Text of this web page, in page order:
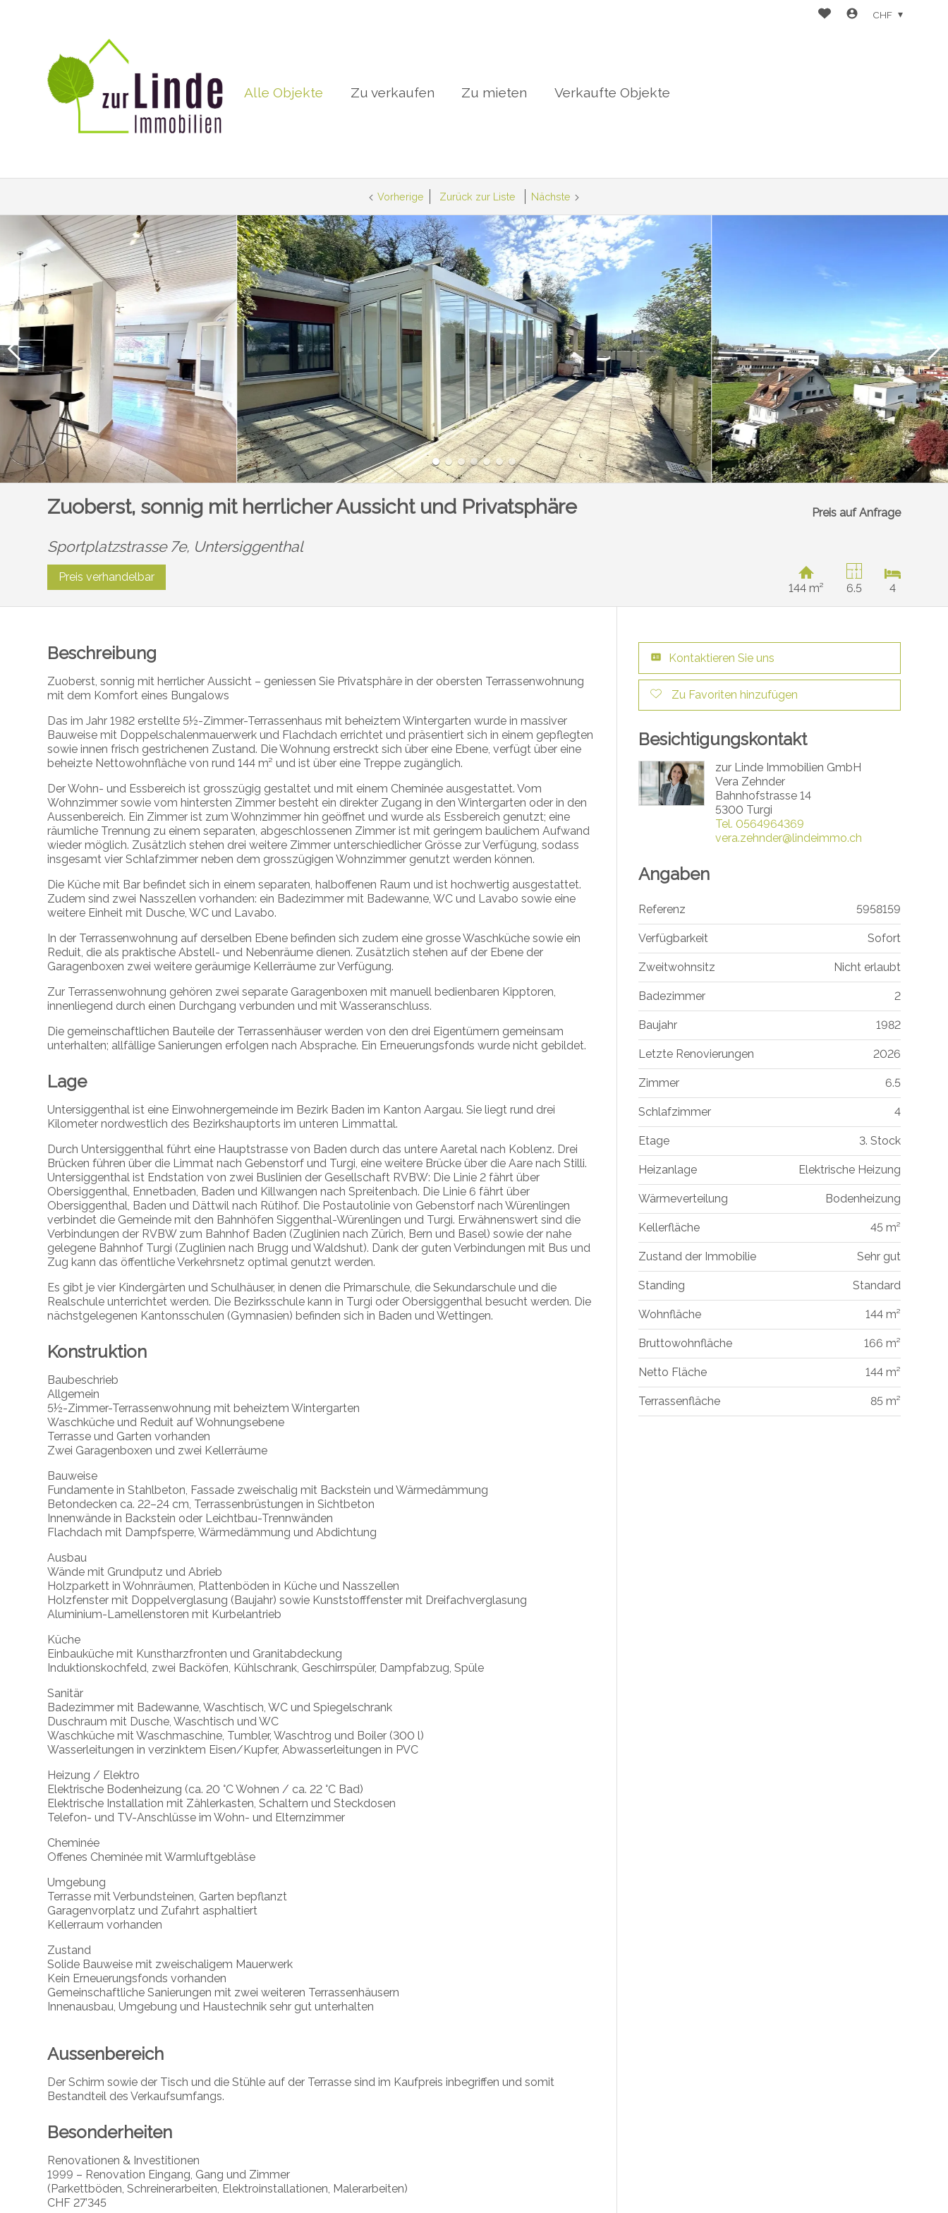
Alle Objekte Zu verkaufen Zu mieten Verkaufte Objekte
CHF
Vorherige Zurück zur Liste Nächste
Zuoberst, sonnig mit herrlicher Aussicht und Privatsphäre Preis auf Anfrage
Sportplatzstrasse 7e, Untersiggenthal
Preis verhandelbar
144 m²
6.5 4
Beschreibung
Zuoberst, sonnig mit herrlicher Aussicht – geniessen Sie Privatsphäre in der obersten Terrassenwohnung
mit dem Komfort eines Bungalows
Das im Jahr 1982 erstellte 5½-Zimmer-Terrassenhaus mit beheiztem Wintergarten wurde in massiver
Bauweise mit Doppelschalenmauerwerk und Flachdach errichtet und präsentiert sich in einem gepflegten
sowie innen frisch gestrichenen Zustand. Die Wohnung erstreckt sich über eine Ebene, verfügt über eine
beheizte Nettowohnfläche von rund 144 m² und ist über eine Treppe zugänglich.
Der Wohn- und Essbereich ist grosszügig gestaltet und mit einem Cheminée ausgestattet. Vom
Wohnzimmer sowie vom hintersten Zimmer besteht ein direkter Zugang in den Wintergarten oder in den
Aussenbereich. Ein Zimmer ist zum Wohnzimmer hin geöffnet und wurde als Essbereich genutzt; eine
räumliche Trennung zu einem separaten, abgeschlossenen Zimmer ist mit geringem baulichem Aufwand
wieder möglich. Zusätzlich stehen drei weitere Zimmer unterschiedlicher Grösse zur Verfügung, sodass
insgesamt vier Schlafzimmer neben dem grosszügigen Wohnzimmer genutzt werden können.
Die Küche mit Bar befindet sich in einem separaten, halboffenen Raum und ist hochwertig ausgestattet.
Zudem sind zwei Nasszellen vorhanden: ein Badezimmer mit Badewanne, WC und Lavabo sowie eine
weitere Einheit mit Dusche, WC und Lavabo.
In der Terrassenwohnung auf derselben Ebene befinden sich zudem eine grosse Waschküche sowie ein
Reduit, die als praktische Abstell- und Nebenräume dienen. Zusätzlich stehen auf der Ebene der
Garagenboxen zwei weitere geräumige Kellerräume zur Verfügung.
Zur Terrassenwohnung gehören zwei separate Garagenboxen mit manuell bedienbaren Kipptoren,
innenliegend durch einen Durchgang verbunden und mit Wasseranschluss.
Die gemeinschaftlichen Bauteile der Terrassenhäuser werden von den drei Eigentümern gemeinsam
unterhalten; allfällige Sanierungen erfolgen nach Absprache. Ein Erneuerungsfonds wurde nicht gebildet.
Lage
Untersiggenthal ist eine Einwohnergemeinde im Bezirk Baden im Kanton Aargau. Sie liegt rund drei
Kilometer nordwestlich des Bezirkshauptorts im unteren Limmattal.
Durch Untersiggenthal führt eine Hauptstrasse von Baden durch das untere Aaretal nach Koblenz. Drei
Brücken führen über die Limmat nach Gebenstorf und Turgi, eine weitere Brücke über die Aare nach Stilli.
Untersiggenthal ist Endstation von zwei Buslinien der Gesellschaft RVBW: Die Linie 2 fährt über
Obersiggenthal, Ennetbaden, Baden und Killwangen nach Spreitenbach. Die Linie 6 fährt über
Obersiggenthal, Baden und Dättwil nach Rütihof. Die Postautolinie von Gebenstorf nach Würenlingen
verbindet die Gemeinde mit den Bahnhöfen Siggenthal-Würenlingen und Turgi. Erwähnenswert sind die
Verbindungen der RVBW zum Bahnhof Baden (Zuglinien nach Zürich, Bern und Basel) sowie der nahe
gelegene Bahnhof Turgi (Zuglinien nach Brugg und Waldshut). Dank der guten Verbindungen mit Bus und
Zug kann das öffentliche Verkehrsnetz optimal genutzt werden.
Es gibt je vier Kindergärten und Schulhäuser, in denen die Primarschule, die Sekundarschule und die
Realschule unterrichtet werden. Die Bezirksschule kann in Turgi oder Obersiggenthal besucht werden. Die
nächstgelegenen Kantonsschulen (Gymnasien) befinden sich in Baden und Wettingen.
Konstruktion
Baubeschrieb
Allgemein
5½-Zimmer-Terrassenwohnung mit beheiztem Wintergarten
Waschküche und Reduit auf Wohnungsebene
Terrasse und Garten vorhanden
Zwei Garagenboxen und zwei Kellerräume
Bauweise
Fundamente in Stahlbeton, Fassade zweischalig mit Backstein und Wärmedämmung
Betondecken ca. 22–24 cm, Terrassenbrüstungen in Sichtbeton
Innenwände in Backstein oder Leichtbau-Trennwänden
Flachdach mit Dampfsperre, Wärmedämmung und Abdichtung
Ausbau
Wände mit Grundputz und Abrieb
Holzparkett in Wohnräumen, Plattenböden in Küche und Nasszellen
Holzfenster mit Doppelverglasung (Baujahr) sowie Kunststofffenster mit Dreifachverglasung
Aluminium-Lamellenstoren mit Kurbelantrieb
Küche
Einbauküche mit Kunstharzfronten und Granitabdeckung
Induktionskochfeld, zwei Backöfen, Kühlschrank, Geschirrspüler, Dampfabzug, Spüle
Sanitär
Badezimmer mit Badewanne, Waschtisch, WC und Spiegelschrank
Duschraum mit Dusche, Waschtisch und WC
Waschküche mit Waschmaschine, Tumbler, Waschtrog und Boiler (300 l)
Wasserleitungen in verzinktem Eisen/Kupfer, Abwasserleitungen in PVC
Heizung / Elektro
Elektrische Bodenheizung (ca. 20 °C Wohnen / ca. 22 °C Bad)
Elektrische Installation mit Zählerkasten, Schaltern und Steckdosen
Telefon- und TV-Anschlüsse im Wohn- und Elternzimmer
Cheminée
Offenes Cheminée mit Warmluftgebläse
Umgebung
Terrasse mit Verbundsteinen, Garten bepflanzt
Garagenvorplatz und Zufahrt asphaltiert
Kellerraum vorhanden
Zustand
Solide Bauweise mit zweischaligem Mauerwerk
Kein Erneuerungsfonds vorhanden
Gemeinschaftliche Sanierungen mit zwei weiteren Terrassenhäusern
Innenausbau, Umgebung und Haustechnik sehr gut unterhalten
Aussenbereich
Der Schirm sowie der Tisch und die Stühle auf der Terrasse sind im Kaufpreis inbegriffen und somit
Bestandteil des Verkaufsumfangs.
Besonderheiten
Renovationen & Investitionen
1999 – Renovation Eingang, Gang und Zimmer
(Parkettböden, Schreinerarbeiten, Elektroinstallationen, Malerarbeiten)
CHF 27’345
Kontaktieren Sie uns
Zu Favoriten hinzufügen
Besichtigungskontakt
zur Linde Immobilien GmbH
Vera Zehnder
Bahnhofstrasse 14
5300 Turgi
Tel. 0564964369
vera.zehnder@lindeimmo.ch
Angaben
Referenz 5958159
Verfügbarkeit Sofort
Zweitwohnsitz Nicht erlaubt
Badezimmer 2
Baujahr 1982
Letzte Renovierungen 2026
Zimmer 6.5
Schlafzimmer 4
Etage 3. Stock
Heizanlage Elektrische Heizung
Wärmeverteilung Bodenheizung
Kellerfläche 45 m²
Zustand der Immobilie Sehr gut
Standing Standard
Wohnfläche 144 m²
Bruttowohnfläche 166 m²
Netto Fläche 144 m²
Terrassenfläche 85 m²